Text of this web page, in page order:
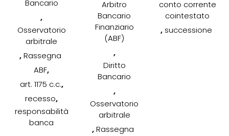
Bancario
,
Osservatorio
arbitrale
,Rassegna
ABF,
art. 1175 c.c.,
recesso,
responsabilità
banca
Arbitro
Bancario
Finanziario
(ABF)
,
Diritto
Bancario
,
Osservatorio
arbitrale
,Rassegna
conto corrente
cointestato
, successione